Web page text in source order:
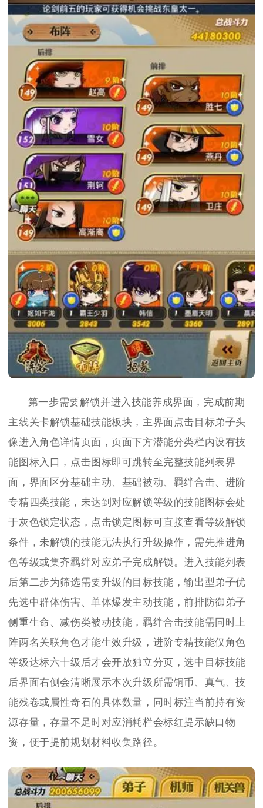
第一步需要解锁并进入技能养成界面，完成前期
主线关卡解锁基础技能板块，主界面点击目标弟子头
像进入角色详情页面，页面下方潜能分类栏内设有技
能图标入口，点击图标即可跳转至完整技能列表界
面，界面区分基础主动、基础被动、羁绊合击、进阶
专精四类技能，未达到对应解锁等级的技能图标会处
于灰色锁定状态，点击锁定图标可直接查看等级解锁
条件，未解锁的技能无法执行升级操作，需先推进角
色等级或集齐羁绊对应弟子完成解锁。进入技能列表
后第二步为筛选需要升级的目标技能，输出型弟子优
先选中群体伤害、单体爆发主动技能，前排防御弟子
侧重生命、减伤类被动技能，羁绊合击技能需同时上
阵两名关联角色才能生效升级，进阶专精技能仅角色
等级达标六十级后才会开放独立分页，选中目标技能
后界面右侧会清晰展示本次升级所需铜币、真气、技
能残卷或属性奇石的具体数量，同时标注当前持有资
源存量，存量不足时对应消耗栏会标红提示缺口物
资，便于提前规划材料收集路径。